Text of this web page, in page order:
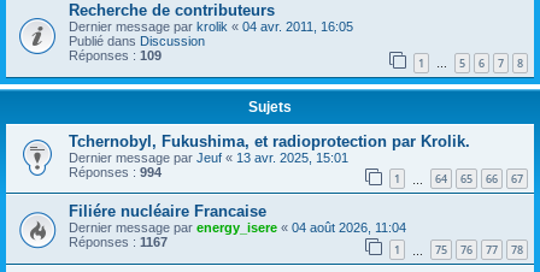
Recherche de contributeurs
Dernier message par krolik « 04 avr. 2011, 16:05
Publié dans Discussion
Réponses : 109 1 … 5 6 7 8
Sujets
Tchernobyl, Fukushima, et radioprotection par Krolik.
Dernier message par Jeuf « 13 avr. 2025, 15:01
Réponses : 994 1 64 65 66 67
Filiére nucléaire Francaise
Dernier message par energy_isere « 04 août 2026, 11:04
Réponses : 1167 1 75 76 77 78